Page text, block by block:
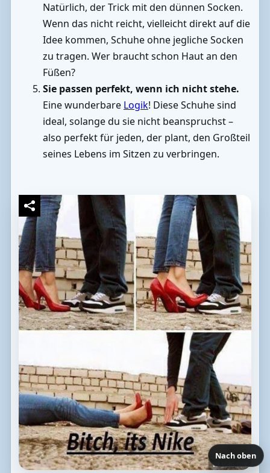
Natürlich, der Trick mit den dünnen Socken.
Wenn das nicht reicht, vielleicht direkt auf die
Idee kommen, Schuhe ohne jegliche Socken
zu tragen. Wer braucht schon Haut an den
Füßen?
Sie passen perfekt, wenn ich nicht stehe.
Eine wunderbare Logik! Diese Schuhe sind
ideal, solange du sie nicht beanspruchst –
also perfekt für jeden, der plant, den Großteil
seines Lebens im Sitzen zu verbringen.
Nach oben